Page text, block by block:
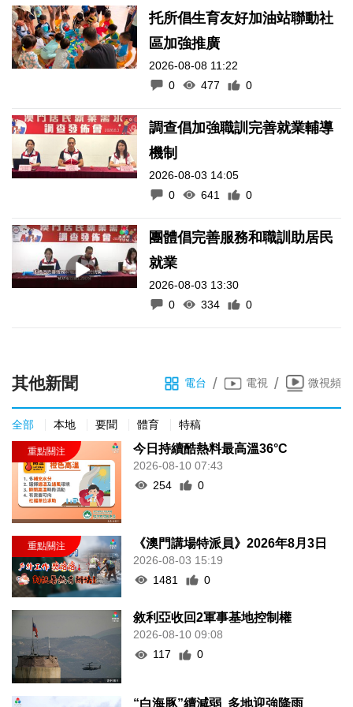
托所倡生育友好加油站聯動社
區加強推廣
2026-08-08 11:22
0
477 0
調查倡加強職訓完善就業輔導
機制
2026-08-03 14:05
0
641 0
團體倡完善服務和職訓助居民
就業
2026-08-03 13:30
0
334 0
其他新聞 電台 / 電視 / 微視頻
全部 本地 要聞 體育 特稿
今日持續酷熱料最高溫36°C
2026-08-10 07:43
254
0
《澳門講場特派員》2026年8月3日
2026-08-03 15:19
1481
0
敘利亞收回2軍事基地控制權
2026-08-10 09:08
117
0
“白海豚”續減弱 多地迎強降雨